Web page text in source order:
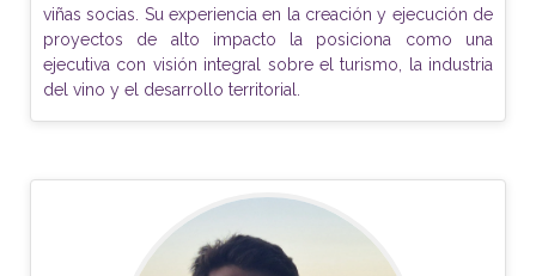
viñas socias. Su experiencia en la creación y ejecución de
proyectos de alto impacto la posiciona como una
ejecutiva con visión integral sobre el turismo, la industria
del vino y el desarrollo territorial.